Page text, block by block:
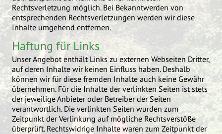
Rechtsverletzung möglich. Bei Bekanntwerden von
entsprechenden Rechtsverletzungen werden wir diese
Inhalte umgehend entfernen.
Haftung für Links
Unser Angebot enthält Links zu externen Webseiten Dritter,
auf deren Inhalte wir keinen Einfluss haben. Deshalb
können wir für diese fremden Inhalte auch keine Gewähr
übernehmen. Für die Inhalte der verlinkten Seiten ist stets
der jeweilige Anbieter oder Betreiber der Seiten
verantwortlich. Die verlinkten Seiten wurden zum
Zeitpunkt der Verlinkung auf mögliche Rechtsverstöße
überprüft. Rechtswidrige Inhalte waren zum Zeitpunkt der